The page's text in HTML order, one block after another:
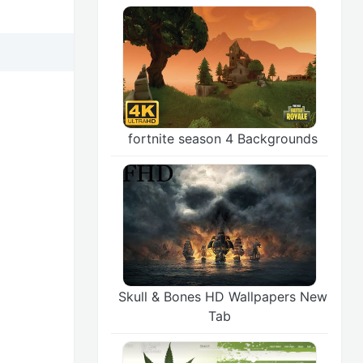
fortnite season 4 Backgrounds
Skull & Bones HD Wallpapers New
Tab